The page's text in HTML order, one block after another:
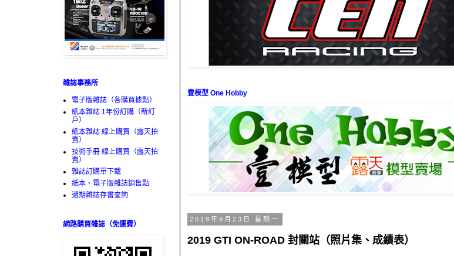
壹模型 One Hobby
2019年9月23日 星期一
2019 GTI ON-ROAD 封關站（照片集、成績表）
雜誌事務所
電子版雜誌（各購買據點）
紙本雜誌 1年份訂購（新訂
戶）
紙本雜誌 線上購買（露天拍
賣）
技術手冊 線上購買（露天拍
賣）
雜誌訂購單下載
紙本、電子版雜誌銷售點
過期雜誌存書查詢
網路購買雜誌（免運費）